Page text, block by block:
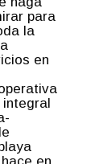
para
la
en
en